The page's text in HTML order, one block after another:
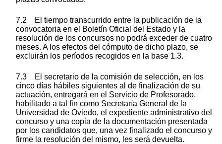
7.2 El tiempo transcurrido entre la publicación de la
convocatoria en el Boletín Oficial del Estado y la
resolución de los concursos no podrá exceder de cuatro
meses. A los efectos del cómputo de dicho plazo, se
excluirán los períodos recogidos en la base 1.3.
7.3 El secretario de la comisión de selección, en los
cinco días hábiles siguientes al de finalización de su
actuación, entregará en el Servicio de Profesorado,
habilitado a tal fin como Secretaría General de la
Universidad de Oviedo, el expediente administrativo del
concurso y una copia de la documentación presentada
por los candidatos que, una vez finalizado el concurso y
firme la resolución del mismo, les será devuelta.